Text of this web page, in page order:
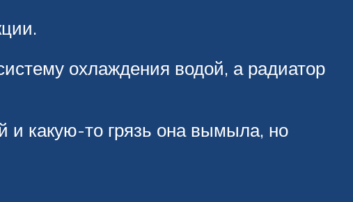
охлаждения водой, а радиатор
и какую-то грязь она вымыла, но